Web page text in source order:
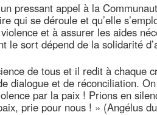
pressant appel à la
qui se déroule et qu’elle
et à assurer les aides
le sort dépend de la solidarité
de tous et il redit à chaque
dialogue et de réconciliation.
par la paix ! Prions en
prie pour nous ! » (Angélus